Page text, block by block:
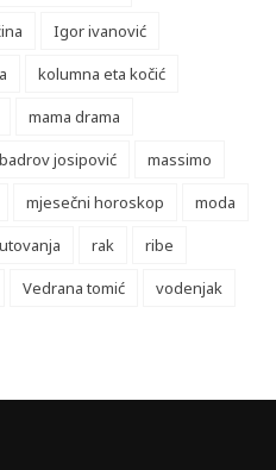
Igor ivanović
kolumna eta kočić
mama drama
josipović
massimo
mjesečni horoskop
moda
rak
ribe
Vedrana tomić
vodenjak